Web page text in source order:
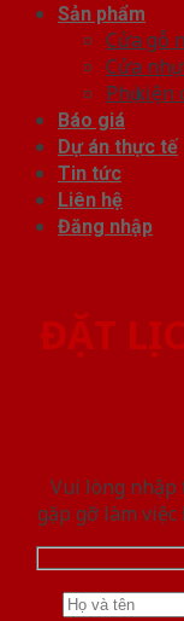
Sản phẩm
Cửa gỗ
Cửa
Phụ
Báo giá
Dự án thực tế
Tin tức
Liên hệ
Đăng nhập
ĐẶT
Vui lòng nhập
gặp gỡ làm